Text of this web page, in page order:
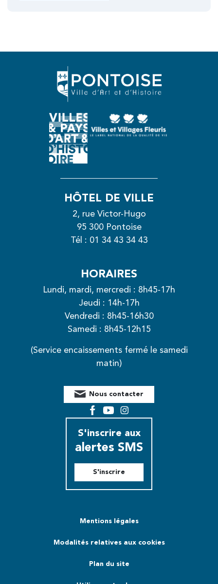
HÔTEL DE VILLE
2, rue Victor-Hugo
95 300 Pontoise
Tél : 01 34 43 34 43
HORAIRES
Lundi, mardi, mercredi : 8h45-17h
Jeudi : 14h-17h
Vendredi : 8h45-16h30
Samedi : 8h45-12h15
(Service encaissements fermé le samedi
matin)
Nous contacter
FacebookYouTubeInstagram
S'inscrire aux
alertes SMS
S'inscrire
Mentions légales
Modalités relatives aux cookies
Plan du site